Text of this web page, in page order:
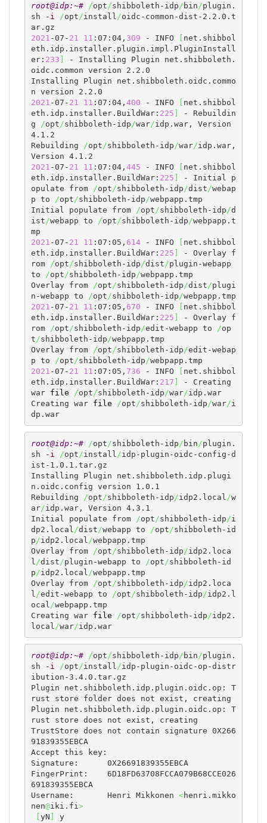
root@idp:~# /opt /shibboleth-idp / bin /plugin.
sh
-i /opt /install /oidc-common-dist-2.2.0.t
2021 -07- 21 11 :07:04, 309 - INFO [ net.shibbol
eth.idp.installer.plugin.impl.PluginInstall
er: 233 ]
- Installing Plugin net.shibboleth.
oidc.common version 2.2.0
Installing Plugin net.shibboleth.oidc.commo
2021 -07- 21 11 :07:04, 400 - INFO [ net.shibbol
eth.idp.installer.BuildWar: 225 ]
- Rebuildin
g
/opt /shibboleth-idp /war/idp.war, Version
4.1.2
Rebuilding
/opt /shibboleth-idp /war/idp.war,
2021 -07- 21 11 :07:04, 445 - INFO [ net.shibbol
eth.idp.installer.BuildWar: 225 ]
- Initial p
opulate from
/opt /shibboleth-idp /dist /webap
p to
/opt /shibboleth-idp /webpapp.tmp
Initial populate from
/opt /shibboleth-idp /d
ist /webapp to /opt /shibboleth-idp /webpapp.t
2021 -07- 21 11 :07:05, 614 - INFO [ net.shibbol
eth.idp.installer.BuildWar: 225 ]
- Overlay f
rom
/opt /shibboleth-idp /dist /plugin-webapp
to
/opt /shibboleth-idp /webpapp.tmp
Overlay from
/opt /shibboleth-idp /dist /plugi
n-webapp to
/opt /shibboleth-idp /
2021 -07- 21 11 :07:05, 670 - INFO [ net.shibbol
eth.idp.installer.BuildWar: 225 ]
- Overlay f
rom
/opt /shibboleth-idp /edit-webapp to /op
t /shibboleth-idp /webpapp.tmp
Overlay from
/opt /shibboleth-idp /edit-webap
p to
/opt /shibboleth-idp /
2021 -07- 21 11 :07:05, 736 - INFO [ net.shibbol
eth.idp.installer.BuildWar: 217 ]
- Creating
war file /opt /shibboleth-idp /war/idp.war
Creating war file /opt /shibboleth-idp /war/i
dp.war
root@idp:~# /opt /shibboleth-idp / bin /plugin.
sh
-i /opt /install /idp-plugin-oidc-config-d
ist-1.0.1.tar.gz
Installing Plugin net.shibboleth.idp.plugi
n.oidc.config version 1.0.1
Rebuilding
/opt /shibboleth-idp /idp2.local /w
ar/idp.war, Version 4.3.1
Initial populate from
/opt /shibboleth-idp /i
dp2.local /dist /webapp to /opt /shibboleth-id
p /idp2.local /webpapp.tmp
Overlay from
/opt /shibboleth-idp /idp2.loca
l /dist /plugin-webapp to /opt /shibboleth-id
p /idp2.local /webpapp.tmp
Overlay from
/opt /shibboleth-idp /idp2.loca
l /edit-webapp to /opt /shibboleth-idp /idp2.l
ocal /webpapp.tmp
Creating war file /opt /shibboleth-idp /idp2.
local /war/idp.war
root@idp:~# /opt /shibboleth-idp / bin /plugin.
sh
-i /opt /install /idp-plugin-oidc-op-distr
ibution-3.4.0.tar.gz
Plugin net.shibboleth.idp.plugin.oidc.op: T
rust store folder does not exist, creating
Plugin net.shibboleth.idp.plugin.oidc.op: T
rust store does not exist, creating
TrustStore does not contain signature 0X266
91839355EBCA
Accept this key:
Signature:	0X26691839355EBCA
FingerPrint:	6D18FD63708FCCA079B68CCE026
691839355EBCA
Username:	Henri Mikkonen <henri.mikko
nen@iki.fi >
[yN ]
y